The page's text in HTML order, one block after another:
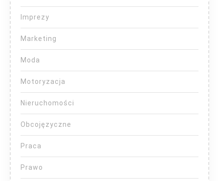
Imprezy
Marketing
Moda
Motoryzacja
Nieruchomości
Obcojęzyczne
Praca
Prawo